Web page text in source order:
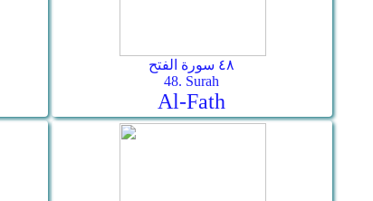
٤٨ سورة الفتح
48. Surah
Al-Fath